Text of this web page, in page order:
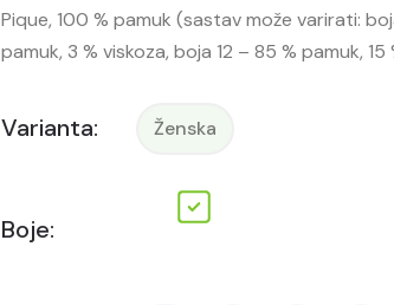
Pique, 100 % pamuk (sastav može varirati:
pamuk, 3 % viskoza, boja 12 – 85 % pamuk, 15
Varianta: Ženska
Boje: